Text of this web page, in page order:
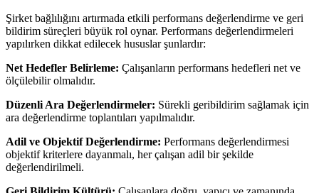
Şirket bağlılığını artırmada etkili performans değerlendirme ve geri
bildirim süreçleri büyük rol oynar. Performans değerlendirmeleri
yapılırken dikkat edilecek hususlar şunlardır:
Net Hedefler Belirleme: Çalışanların performans hedefleri net ve
ölçülebilir olmalıdır.
Düzenli Ara Değerlendirmeler: Sürekli geribildirim sağlamak için
ara değerlendirme toplantıları yapılmalıdır.
Adil ve Objektif Değerlendirme: Performans değerlendirmesi
objektif kriterlere dayanmalı, her çalışan adil bir şekilde
değerlendirilmeli.